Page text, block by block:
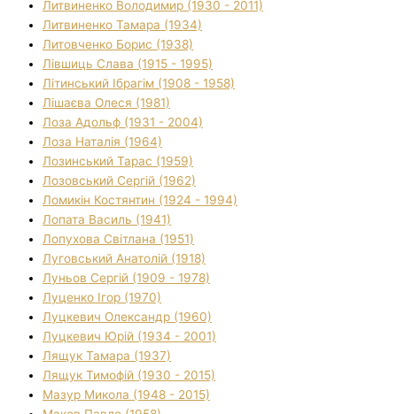
Литвиненко Володимир (1930 - 2011)
Литвиненко Тамара (1934)
Литовченко Борис (1938)
Лівшиць Слава (1915 - 1995)
Літинський Ібрагім (1908 - 1958)
Лішаєва Олеся (1981)
Лоза Адольф (1931 - 2004)
Лоза Наталія (1964)
Лозинський Тарас (1959)
Лозовський Сергій (1962)
Ломикін Костянтин (1924 - 1994)
Лопата Василь (1941)
Лопухова Світлана (1951)
Луговський Анатолій (1918)
Луньов Сергій (1909 - 1978)
Луценко Ігор (1970)
Луцкевич Олександр (1960)
Луцкевич Юрій (1934 - 2001)
Лящук Тамара (1937)
Лящук Тимофій (1930 - 2015)
Мазур Микола (1948 - 2015)